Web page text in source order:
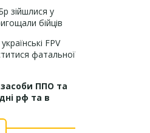
зійшлися у
бійців
FPV
фатальної
ППО та
рф та в